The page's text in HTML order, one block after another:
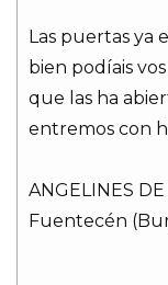
Las puertas ya
bien podíais
que las ha
entremos con
ANGELINES
Fuentecén